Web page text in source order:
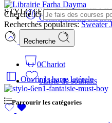
Connexion/Inscription
Cherche ici
Recherches populaires:Sweater
Recherche
0Chariot
0Liste de souhaits
Parcourir les catégories
STYLO 6EN1 FANTAISIE
Ouvrir la barre latérale